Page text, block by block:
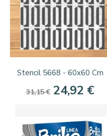
Stencil 5668 - 60x60 Cm
31,15 € 24,92 €